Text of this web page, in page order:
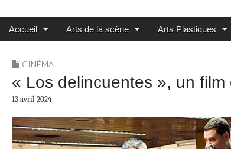
MADININ'ART
Main menu
Skip to content
Accueil Arts de la scène Arts Plastiques
CINÉMA
« Los delincuentes », un
13 avril 2024